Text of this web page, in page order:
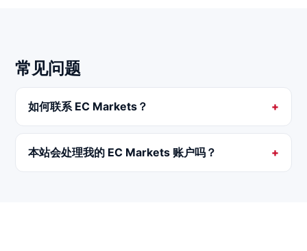
常见问题
如何联系 EC Markets？
本站会处理我的 EC Markets 账户吗？